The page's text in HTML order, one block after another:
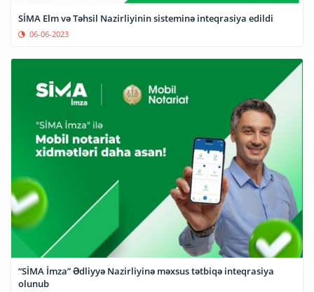
SİMA Elm və Təhsil Nazirliyinin sisteminə inteqrasiya edildi
06-06-2023
“SİMA İmza” Ədliyyə Nazirliyinə məxsus tətbiqə inteqrasiya
olunub